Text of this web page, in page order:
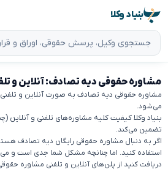
بنیاد وکلا
مشاوره حقوقی دیه تصادف: آنلاین و تلفنی ۲۴ ساعته
می‌شود.
تضمین می‌کند.
اگر به دنبال مشاوره حقوقی رایگان دیه تصادف
استفاده کنید. اما چنانچه مشکل شما جدی است و
دریافت کنید از پلن‌های آنلاین و تلفنی مشاوره